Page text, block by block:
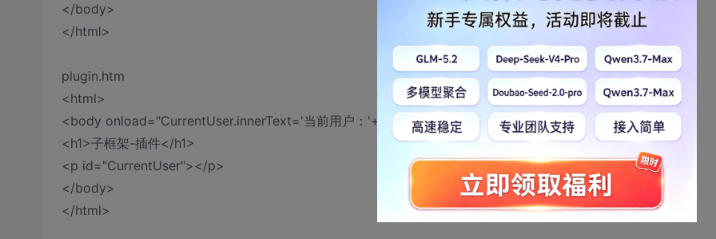
</body>
</html>
plugin.htm
<html>
<body onload="CurrentUser.innerText='当前用户：'+parent.User.innerText">
<h1>子框架-插件</h1>
<p id="CurrentUser"></p>
</body>
</html>